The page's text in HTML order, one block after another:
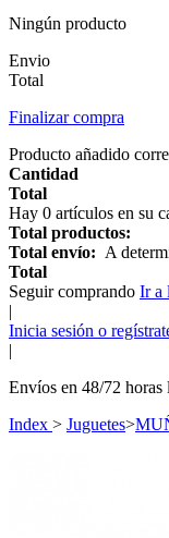
Ningún producto
Envio
Total
Finalizar compra
Producto añadido
Cantidad
Total
Hay 0 artículos en su
Total productos:
Total envío: A
Total
Seguir comprando Ir a
|
Inicia sesión o
|
Envíos en 48/72
Index > Juguetes>